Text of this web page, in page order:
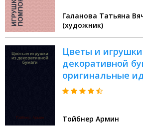
Галанова Татьяна
(художник)
Цветы и
декоративной
оригинальные
украшения
Тойбнер Армин